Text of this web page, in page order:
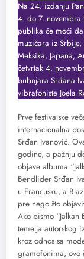
Na 24. izdanju
4. do 7. novembra
publika će moći
muzičara iz Srbije,
Meksika, Japana,
četvrtak 4.
bubnjara Srđana
vibrafoniste Joela
Prve festivalske
internacionalna
Srđan Ivanović.
godine, a pažnju
objave albuma
Bendlider Srđan
u Francusku, a
pre nego što
Ako bismo “Jalkan
temelja autorskog
kroz odnos sa
gramofonima, ovo